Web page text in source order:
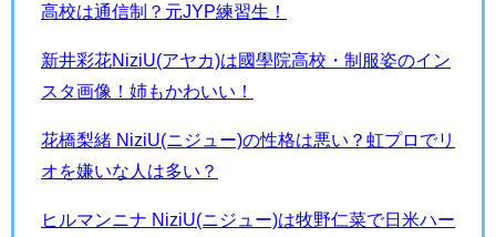
高校は通信制？元JYP練習生！
新井彩花NiziU(アヤカ)は國學院高校・制服姿のイン
スタ画像！姉もかわいい！
花橋梨緒 NiziU(ニジュー)の性格は悪い？虹プロでリ
オを嫌いな人は多い？
ヒルマンニナ NiziU(ニジュー)は牧野仁菜で日米ハー